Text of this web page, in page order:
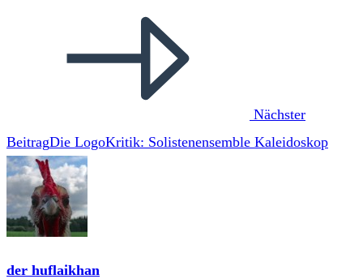
Nächster
BeitragDie LogoKritik: Solistenensemble Kaleidoskop
der huflaikhan